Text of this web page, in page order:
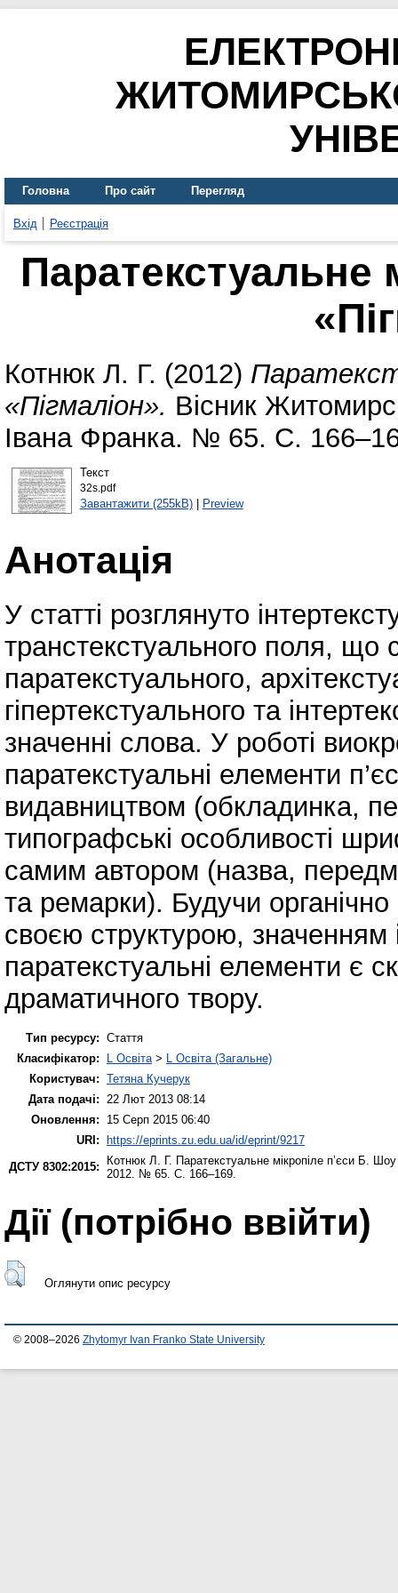
Головна Про сайт Перегляд
Вхід Реєстрація
Паратекстуальне
Котнюк Л. Г. (2012)
«Пігмаліон». Вісник
Івана Франка. № 65. С.
Текст
32s.pdf
Завантажити (255kB)| Preview
Анотація
У статті розглянуто
транстекстуального поля, що
паратекстуального,
гіпертекстуального та
значенні слова. У роботі
паратекстуальні елементи
видавництвом (обкладинка,
типографські особливості
самим автором (назва,
та ремарки). Будучи
своєю структурою,
паратекстуальні елементи є
драматичного твору.
Тип ресурсу: Стаття
Класифікатор:
L Освіта > L Освіта (Загальне)
Користувач: Тетяна Кучерук
Дата подачі:
22 Лют 2013 08:14
Оновлення:
15 Серп 2015 06:40
URI: https://eprints.zu.edu.ua/id/eprint/9217
ДСТУ 8302:2015:
Котнюк Л. Г. Паратекстуальне мікропіле п’єси Б.
2012. № 65. С. 166–169.
Дії ​​(потрібно ввійти)
Оглянути опис ресурсу
© 2008–2026 Zhytomyr Ivan Franko State University